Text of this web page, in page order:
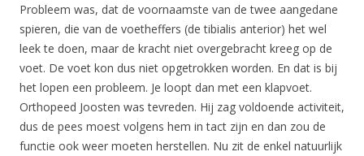
Probleem was, dat de voornaamste van de twee aangedane
spieren, die van de voetheffers (de tibialis anterior) het wel
leek te doen, maar de kracht niet overgebracht kreeg op de
voet. De voet kon dus niet opgetrokken worden. En dat is bij
het lopen een probleem. Je loopt dan met een klapvoet.
Orthopeed Joosten was tevreden. Hij zag voldoende activiteit,
dus de pees moest volgens hem in tact zijn en dan zou de
functie ook weer moeten herstellen. Nu zit de enkel natuurlijk